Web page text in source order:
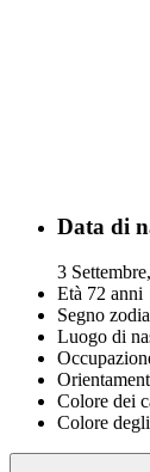
Data di
3
Età 72 anni
Segno
Luogo di
Colore dei
Colore